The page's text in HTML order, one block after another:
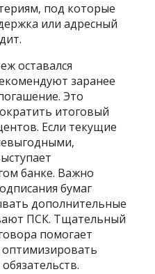
под которые
или адресный
оставался
заранее
Это
итоговый
Если текущие
банке. Важно
бумаг
дополнительные
ПСК. Тщательный
помогает